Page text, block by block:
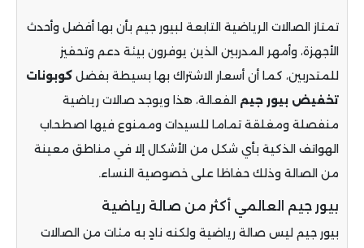
تمتاز الصالات الرياضية التابعة لبيور جيم بأن بها أفضل وأحدث
الأجهزة، وأمهر المدربين الذين يوفرون بيئة دعم وتحفيز
للمتدربين، كما أن أسعار الاشتراك بها بسيطة بفضل كوبونات
تخفيض بيور جيم الفعالة، هذا ويوجد صالات رياضية
منفصلة ومغلقة تماما للسيدات وممنوع فيها اصطحاب
الهواتف الذكية بأي شكل من الأشكال إلا في مناطق معينة
من الصالة وذلك حفاظا على خصوصية النساء.
بيور جيم العالمي أكثر من صالة رياضية
بيور جيم ليس صالة رياضية ولكنه نادٍ به مئات من الصالات